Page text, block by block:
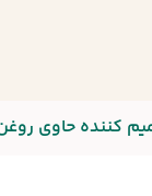
کننده حاوی